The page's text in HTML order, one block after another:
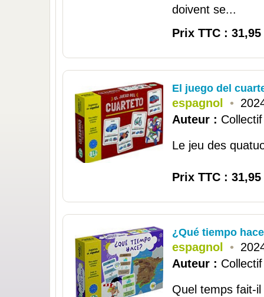
doivent se...
Prix TTC : 31,95
El juego del
espagnol •
Auteur : Collectif
Le jeu des
Prix TTC : 31,95
¿Qué tiempo
espagnol •
Auteur : Collectif
Quel temps fait-